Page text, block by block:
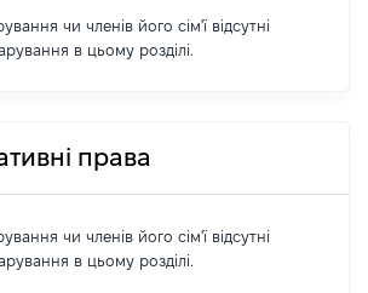
чи членів його сім'ї відсутні
в цьому розділі.
права
чи членів його сім'ї відсутні
в цьому розділі.